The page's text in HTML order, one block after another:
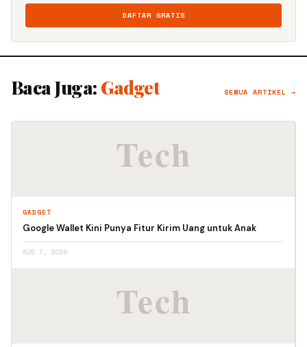
DAFTAR GRATIS
Baca Juga: Gadget SEMUA ARTIKEL →
GADGET
Google Wallet Kini Punya Fitur Kirim Uang untuk Anak
AUG 7, 2026